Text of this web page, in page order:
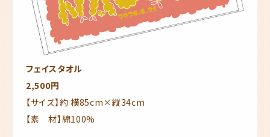
フェイスタオル
2,500円
【サイズ】約 横85cm×縦34cm
【素 材】綿100%